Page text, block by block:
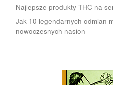
Najlepsze produkty THC na
Jak 10 legendarnych odmian
nowoczesnych nasion